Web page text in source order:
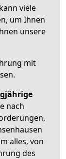
viele
um Ihnen
unsere
mit
.
nach
alles, von
des